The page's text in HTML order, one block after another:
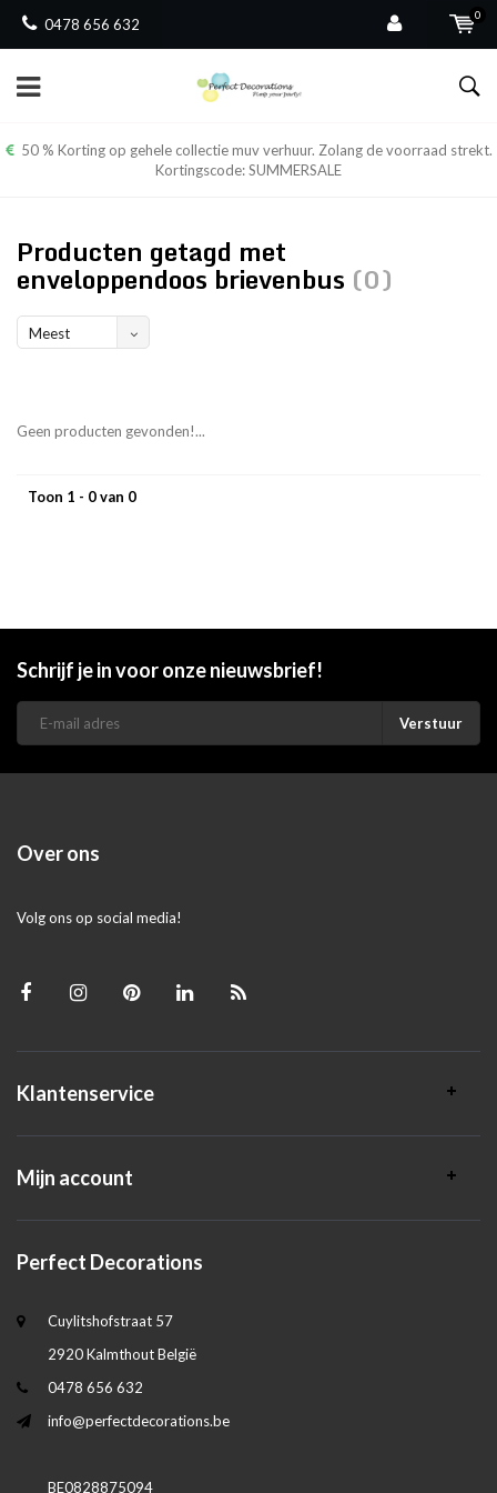
0478 656 632
0
50 % Korting op gehele collectie muv verhuur. Zolang de voorraad strekt.
Kortingscode: SUMMERSALE
Producten getagd met
enveloppendoos brievenbus (0)
Meest
Geen producten gevonden!...
Toon 1 - 0 van 0
Schrijf je in voor onze nieuwsbrief!
Verstuur
Over ons
Volg ons op social media!
Klantenservice
Mijn account
Perfect Decorations
Cuylitshofstraat 57
2920 Kalmthout België
0478 656 632
info@perfectdecorations.be
BE0828875094